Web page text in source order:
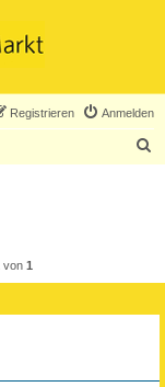
Anmelden
Registrieren
von 1